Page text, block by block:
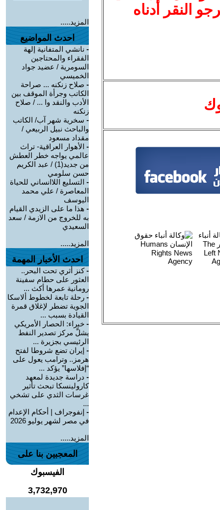
النقر أدناه
المزيد.....
احدث المواضيع
- نانشي المتفانية إلهة
الفقراء والمحتاجين
السومرية / عضيد جواد
الخميسي
- صلاح زنكنه ... صراحة
الكاتب وجرأة الموقف بين
الأدب والنقد وا ... / صلاح
زنكنه
- سخرية شهر آب/ الكاتب
والباحث نبيل الربيعي /
مقداد مسعود
- الأهوار العراقية- تراث
عالمي يواجه خطر العطش
من جديد(1) / عبد الكريم
حسن سلومي
- التسليع اللاانساني للحياة
المعاصرة / علي محمد
اليوسف
- هذا ما على الزيدي القيام
به للخروج من الازمة / سعد
السعيدي
المزيد.....
احدث الأخبار المهمة
-كنز أثري تحت البحر..
العثور على حطام سفينة
رومانية عمرها أكث ...
- رحلة تابعة لخطوط ألاسكا
الجوية تضطر لإغلاق قمرة
القيادة بسبب ...
- خبراء: الحصار الأمريكي
يشلَّ مركز تصدير النفط
الرئيسي بجزيرة ...
- إيران تضع شروطا لفتح
هرمز.. وترامب يعول على
“إفلاسها” يؤكد ...
- دراسة جديدة لمعهد
كارولينسكا تبحث تأثير
غرسات الثدي على تشخي
...
- إنفوجراف | أحكام الإعدام
في مصر لشهر يوليو 2026
المزيد.....
المعجبين بنا على
الفيسبوك
3,732,970